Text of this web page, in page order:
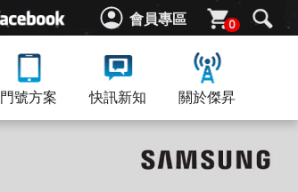
會員專區 0
門號方案 快訊新知 關於傑昇